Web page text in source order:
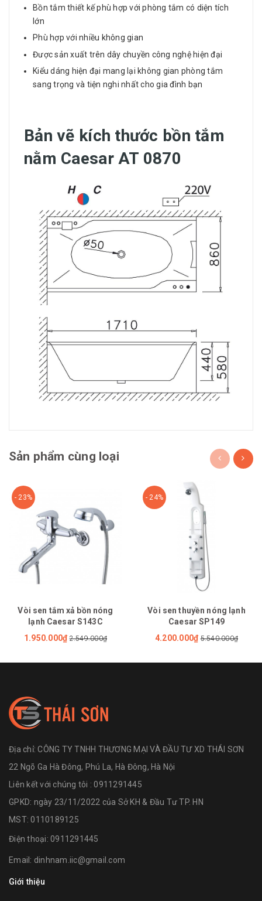
Bồn tắm thiết kế phù hợp với phòng tắm có diện tích
lớn
Phù hợp với nhiều không gian
Được sản xuất trên dây chuyền công nghệ hiện đại
Kiểu dáng hiện đại mang lại không gian phòng tắm
sang trọng và tiện nghi nhất cho gia đình bạn
Bản vẽ kích thước bồn tắm
nằm Caesar AT 0870
Sản phẩm cùng loại
- 23%
Vòi sen tắm xả bồn nóng
lạnh Caesar S143C
1.950.000₫ 2.549.000₫
- 24%
Vòi sen thuyền nóng lạnh
Caesar SP149
4.200.000₫ 5.540.000₫
Địa chỉ:CÔNG TY TNHH THƯƠNG MẠI VÀ ĐẦU TƯ XD THÁI SƠN
22 Ngõ Ga Hà Đông, Phú La, Hà Đông, Hà Nội
Liên kết với chúng tôi : 0911291445
GPKD: ngày 23/11/2022 của Sở KH & Đầu Tư TP. HN
MST: 0110189125
Điện thoại: 0911291445
Email: dinhnam.iic@gmail.com
Giới thiệu